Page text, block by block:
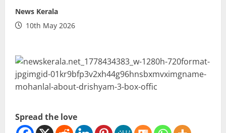
News Kerala
10th May 2026
Spread the love